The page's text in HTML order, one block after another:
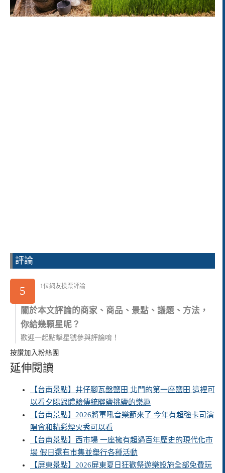
評論
5 1位網友投票評論
關於本文評論的商家、商品、景點、議題、方法，
你給幾顆星呢？
歡迎一起點擊星號參與評論唷！
按讚加入粉絲團
延伸閱讀
【台南景點】井仔腳瓦盤鹽田 北門的第一座鹽田 這裡可
以看夕陽跟體驗傳統曬鹽挑鹽的樂趣
【台南景點】2026將軍吼音樂節來了 今年有超強卡司演
唱會和精彩煙火秀可以看
【台南景點】西市場 一座擁有超過百年歷史的現代化市
場 假日還有市集並舉行各種活動
【屏東景點】2026屏東夏日狂歡祭遊樂設施全部免費玩